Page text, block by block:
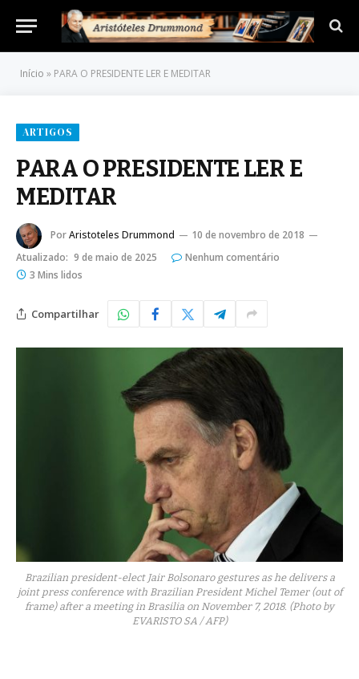
Início » PARA O PRESIDENTE LER E MEDITAR
ARTIGOS
PARA O PRESIDENTE LER E
MEDITAR
PorAristoteles Drummond
10 de novembro de 2018
Atualizado: 9 de maio de 2025
Nenhum comentário
3 Mins lidos
Compartilhar
Brazilian president-elect Jair Bolsonaro gestures as he delivers a
joint press conference with Brazilian President Michel Temer (out of
frame) after a meeting in Brasilia on November 7, 2018. (Photo by
EVARISTO SA / AFP)